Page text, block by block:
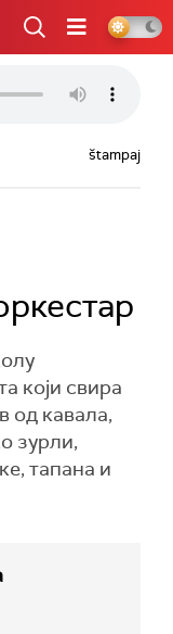
štampaj
који свира
од кавала,
зурли,
тапана и